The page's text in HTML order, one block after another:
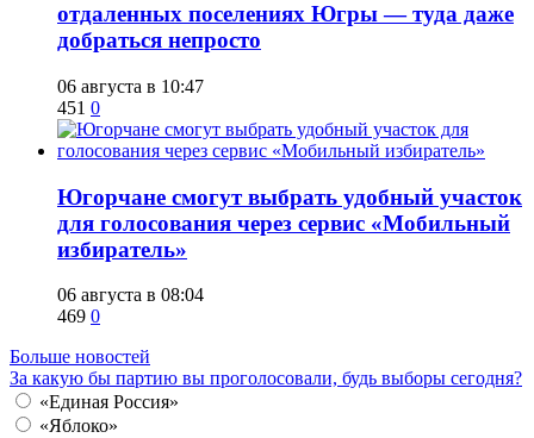
отдаленных поселениях Югры — туда даже
добраться непросто
06 августа в 10:47
451 0
Югорчане смогут выбрать удобный участок
для голосования через сервис «Мобильный
избиратель»
06 августа в 08:04
469 0
Больше новостей
За какую бы партию вы проголосовали, будь выборы сегодня?
«Единая Россия»
«Яблоко»